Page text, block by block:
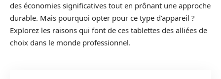
des économies significatives tout en prônant une approche
durable. Mais pourquoi opter pour ce type d’appareil ?
Explorez les raisons qui font de ces tablettes des alliées de
choix dans le monde professionnel.